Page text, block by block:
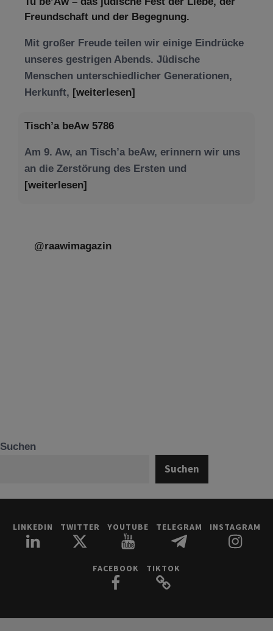
Freundschaft und der Begegnung.
unseres gestrigen Abends. Jüdische
Menschen unterschiedlicher Generationen,
an die Zerstörung des Ersten und
@raawimagazin
Suchen
Suchen
LINKEDIN TWITTER YOUTUBE TELEGRAM INSTAGRAM
FACEBOOK TIKTOK